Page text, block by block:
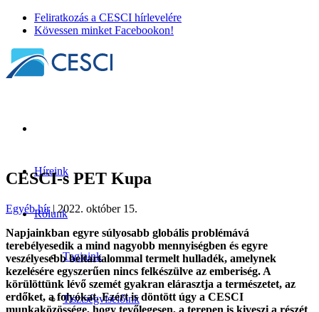
Feliratkozás a CESCI hírlevelére
Kövessen minket Facebookon!
Híreink
Rólunk
Tagjaink
Tisztségviselőink
CESCI-s PET Kupa
Egyéb hír| 2022. október 15.
Napjainkban egyre súlyosabb globális problémává
terebélyesedik a mind nagyobb mennyiségben és egyre
veszélyesebb beltartalommal termelt hulladék, amelynek
kezelésére egyszerűen nincs felkészülve az emberiség. A
körülöttünk lévő szemét gyakran elárasztja a természetet, az
erdőket, a folyókat. Ezért is döntött úgy a CESCI
munkaközössége, hogy tevőlegesen, a terepen is kiveszi a részét